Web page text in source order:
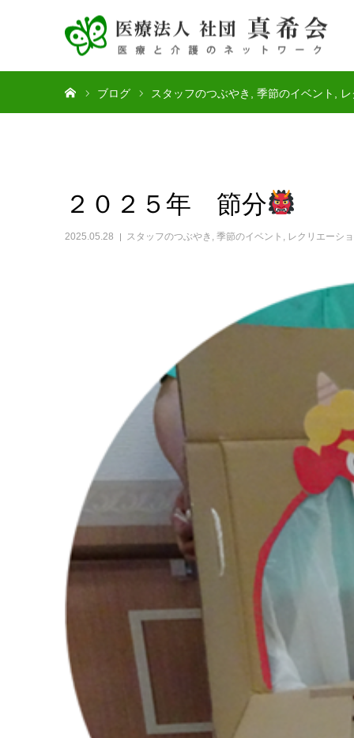
ブログ スタッフのつぶやき 季節のイベント
２０２５年 節分
2025.05.28 スタッフのつぶやき , 季節のイベント , レクリエーシ